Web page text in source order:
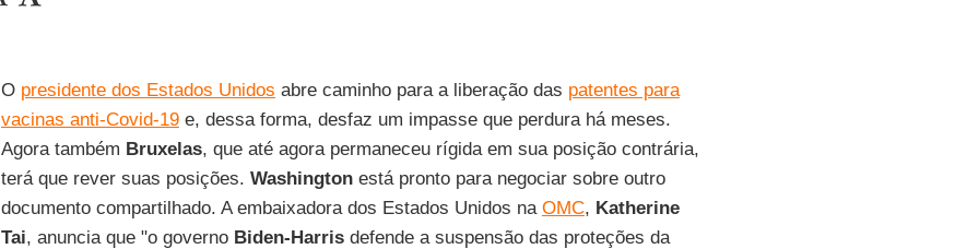
O presidente dos Estados Unidos abre caminho para a liberação das patentes para
vacinas anti-Covid-19e, dessa forma, desfaz um impasse que perdura há meses.
Agora também Bruxelas, que até agora permaneceu rígida em sua posição contrária,
terá que rever suas posições. Washingtonestá pronto para negociar sobre outro
documento compartilhado. A embaixadora dos Estados Unidos na OMC, Katherine
Tai, anuncia que "o governo Biden-Harrisdefende a suspensão das proteções da